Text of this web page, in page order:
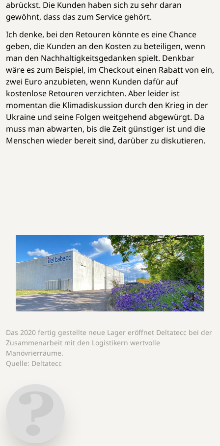
abrückst. Die Kunden haben sich zu sehr daran
gewöhnt, dass das zum Service gehört.
Ich denke, bei den Retouren könnte es eine Chance
geben, die Kunden an den Kosten zu beteiligen, wenn
man den Nachhaltigkeitsgedanken spielt. Denkbar
wäre es zum Beispiel, im Checkout einen Rabatt von ein,
zwei Euro anzubieten, wenn Kunden dafür auf
kostenlose Retouren verzichten. Aber leider ist
momentan die Klimadiskussion durch den Krieg in der
Ukraine und seine Folgen weitgehend abgewürgt. Da
muss man abwarten, bis die Zeit günstiger ist und die
Menschen wieder bereit sind, darüber zu diskutieren.
Das 2020 fertig gestellte neue Lager eröffnet Deltatecc bei der
Zusammenarbeit mit den Logistikern wertvolle
Manövrierräume.
Quelle: Deltatecc